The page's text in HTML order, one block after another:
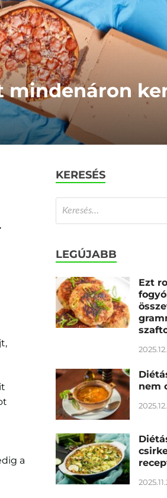
mindenáron
a
KERESÉS
LEGÚJABB
Ezt
nem